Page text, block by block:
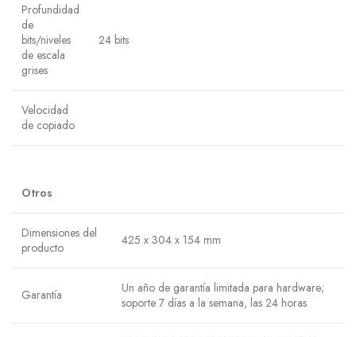
Profundidad
de
bits/niveles
de escala
grises
24 bits
Velocidad
de copiado
Otros
Dimensiones del
producto
425 x 304 x 154 mm
Garantía
Un año de garantía limitada para hardware;
soporte 7 días a la semana, las 24 horas